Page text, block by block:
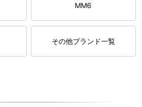
MM6
その他ブランド一覧